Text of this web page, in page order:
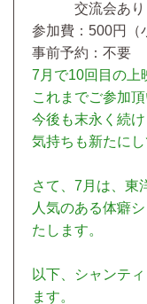
交流会あり
参加費：500円（
事前予約：不要
7月で10回目の上
これまでご参加
今後も末永く続
気持ちも新たにし
さて、7月は、東
人気のある体癖
たします。
以下、シャンテ
ます。